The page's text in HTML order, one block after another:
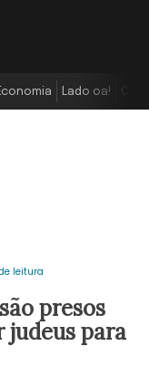
Lado oa!
leitura
presos
judeus para